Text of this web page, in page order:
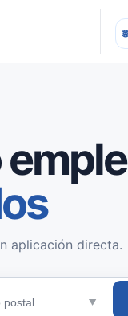
🌐
aplicación directa.